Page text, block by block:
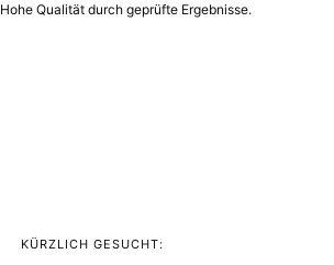
Hohe Qualität durch geprüfte Ergebnisse.
KÜRZLICH GESUCHT: